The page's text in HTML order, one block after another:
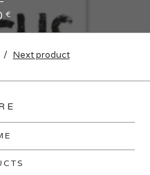
€
Next product